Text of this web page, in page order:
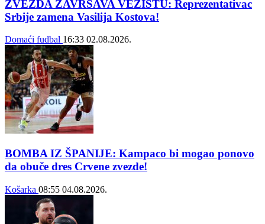
ZVEZDA ZAVRŠAVA VEZISTU: Reprezentativac
Srbije zamena Vasilija Kostova!
Domaći fudbal 16:33 02.08.2026.
BOMBA IZ ŠPANIJE: Kampaco bi mogao ponovo
da obuče dres Crvene zvezde!
Košarka 08:55 04.08.2026.